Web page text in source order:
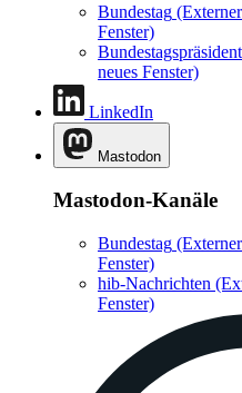
Bundestag
Fenster)
neues Fenster)
LinkedIn
Mastodon
Mastodon-Kanäle
Bundestag
Fenster)
hib-Nachrichten
Fenster)